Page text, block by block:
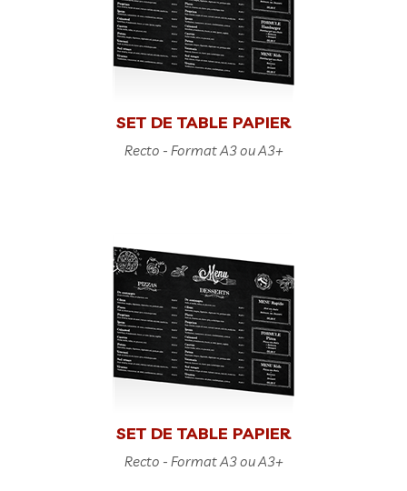
SET DE TABLE PAPIER
Recto - Format A3 ou A3+
SET DE TABLE PAPIER
Recto - Format A3 ou A3+